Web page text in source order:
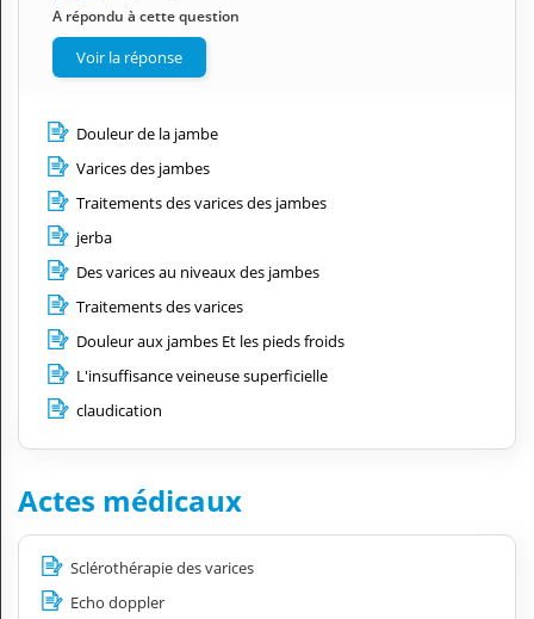
A répondu à cette question
Voir la réponse
Douleur de la jambe
Varices des jambes
Traitements des varices des jambes
jerba
Des varices au niveaux des jambes
Traitements des varices
Douleur aux jambes Et les pieds froids
L'insuffisance veineuse superficielle
claudication
Actes médicaux
Sclérothérapie des varices
Echo doppler